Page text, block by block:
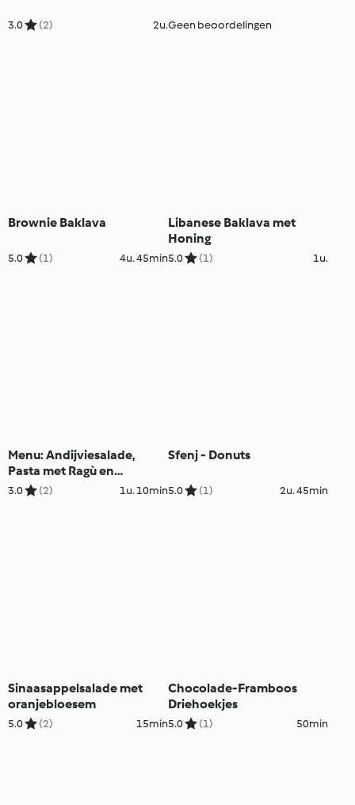
3.0 (2) 2u.Geen beoordelingen
Brownie Baklava
5.0 (1) 4u. 45min
Libanese Baklava met
Honing
5.0 (1) 1u.
Menu: Andijviesalade,
Pasta met Ragù en
Chocolademousse
3.0 (2) 1u. 10min
Sfenj - Donuts
5.0 (1) 2u. 45min
Sinaasappelsalade met
oranjebloesem
5.0 (2) 15min
Chocolade-Framboos
Driehoekjes
5.0 (1) 50min